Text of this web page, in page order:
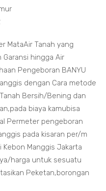
MataAir Tanah yang
Garansi hingga Air
Pengeboran BANYU
dengan Cara metode
Bersih/Bening dan
biaya kamubisa
Permeter pengeboran
pada kisaran per/m
Manggis Jakarta
harga untuk sesuatu
Peketan,borongan